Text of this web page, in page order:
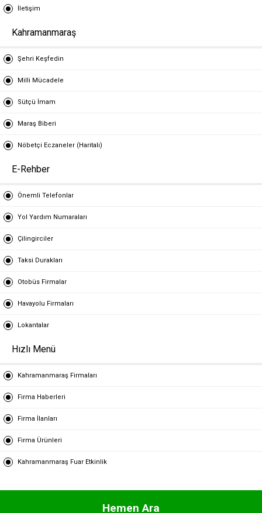
İletişim
Kahramanmaraş
Şehri Keşfedin
Milli Mücadele
Sütçü İmam
Maraş Biberi
Nöbetçi Eczaneler (Haritalı)
E-Rehber
Önemli Telefonlar
Yol Yardım Numaraları
Çilingirciler
Taksi Durakları
Otobüs Firmalar
Havayolu Firmaları
Lokantalar
Hızlı Menü
Kahramanmaraş Firmaları
Firma Haberleri
Firma İlanları
Firma Ürünleri
Kahramanmaraş Fuar Etkinlik
Hemen Ara